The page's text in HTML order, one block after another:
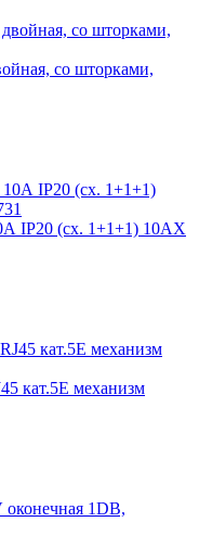
со шторками,
IP20 (сх. 1+1+1) 10AX
кат.5E механизм